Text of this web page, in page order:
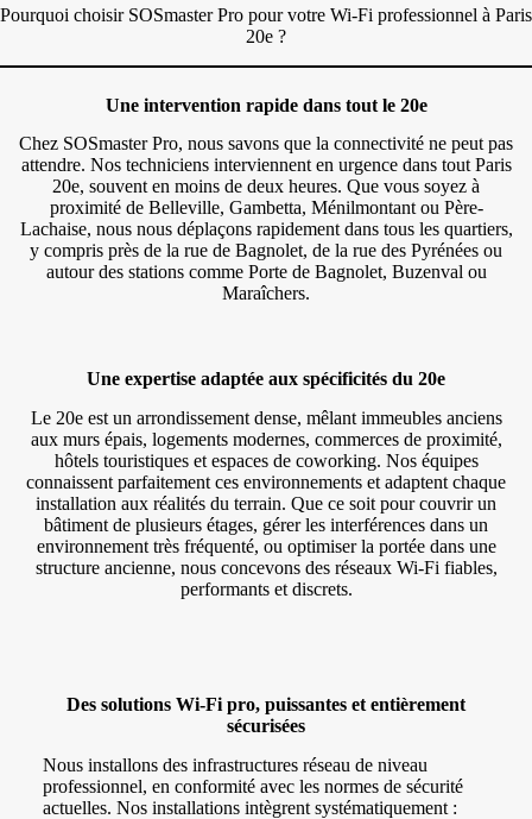
Pourquoi choisir SOSmaster Pro pour votre Wi-Fi professionnel à Paris
20e ?
Une intervention rapide dans tout le 20e
Chez SOSmaster Pro, nous savons que la connectivité ne peut pas
attendre. Nos techniciens interviennent en urgence dans tout Paris
20e, souvent en moins de deux heures. Que vous soyez à
proximité de Belleville, Gambetta, Ménilmontant ou Père-
Lachaise, nous nous déplaçons rapidement dans tous les quartiers,
y compris près de la rue de Bagnolet, de la rue des Pyrénées ou
autour des stations comme Porte de Bagnolet, Buzenval ou
Maraîchers.
Une expertise adaptée aux spécificités du 20e
Le 20e est un arrondissement dense, mêlant immeubles anciens
aux murs épais, logements modernes, commerces de proximité,
hôtels touristiques et espaces de coworking. Nos équipes
connaissent parfaitement ces environnements et adaptent chaque
installation aux réalités du terrain. Que ce soit pour couvrir un
bâtiment de plusieurs étages, gérer les interférences dans un
environnement très fréquenté, ou optimiser la portée dans une
structure ancienne, nous concevons des réseaux Wi‑Fi fiables,
performants et discrets.
Des solutions Wi‑Fi pro, puissantes et entièrement
sécurisées
Nous installons des infrastructures réseau de niveau
professionnel, en conformité avec les normes de sécurité
actuelles. Nos installations intègrent systématiquement :